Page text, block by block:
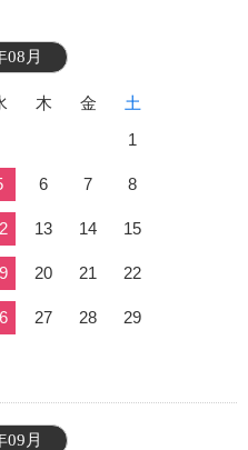
08月
木 金
土
1
6 7 8
13 14 15
20 21 22
27 28 29
09月